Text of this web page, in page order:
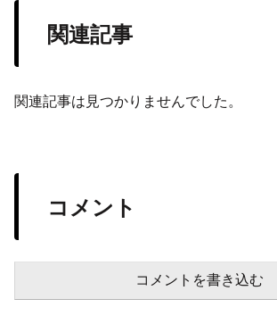
関連記事
関連記事は見つかりませんでした。
コメント
コメントを書き込む